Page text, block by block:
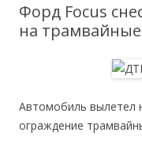
Форд Focus
на
Автомобиль вылетел
ограждение